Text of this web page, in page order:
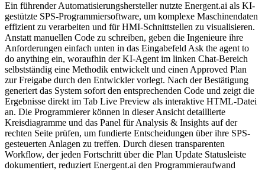
Ein führender Automatisierungshersteller nutzte Energent.ai als KI-
gestützte SPS-Programmiersoftware, um komplexe Maschinendaten
effizient zu verarbeiten und für HMI-Schnittstellen zu visualisieren.
Anstatt manuellen Code zu schreiben, geben die Ingenieure ihre
Anforderungen einfach unten in das Eingabefeld Ask the agent to
do anything ein, woraufhin der KI-Agent im linken Chat-Bereich
selbstständig eine Methodik entwickelt und einen Approved Plan
zur Freigabe durch den Entwickler vorlegt. Nach der Bestätigung
generiert das System sofort den entsprechenden Code und zeigt die
Ergebnisse direkt im Tab Live Preview als interaktive HTML-Datei
an. Die Programmierer können in dieser Ansicht detaillierte
Kreisdiagramme und das Panel für Analysis & Insights auf der
rechten Seite prüfen, um fundierte Entscheidungen über ihre SPS-
gesteuerten Anlagen zu treffen. Durch diesen transparenten
Workflow, der jeden Fortschritt über die Plan Update Statusleiste
dokumentiert, reduziert Energent.ai den Programmieraufwand